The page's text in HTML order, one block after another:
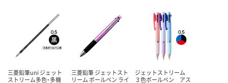
カゴへ
三菱鉛筆uni ジェット
ストリーム多色・多機
三菱鉛筆 ジェットスト
リーム ボールペン ライ
ジェットストリーム
３色ボールペン アス